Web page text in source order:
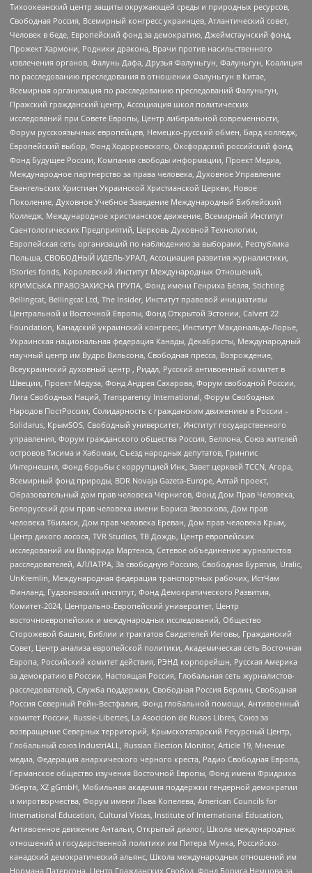
Тихоокеанский центр защиты окружающей среды и природных ресурсов,
Свободная Россия, Всемирный конгресс украинцев, Атлантический совет,
Человек в беде, Европейский фонд за демократию, Джеймстаунский фонд,
Прожект Хармони, Родники дракона, Врачи против насильственного
извлечения органов, Фалунь Дафа, Друзья Фалуньгун, Фалуньгун, Коалиция
по расследованию преследования в отношении Фалуньгун в Китае,
Всемирная организация по расследованию преследований Фалуньгун,
Пражский гражданский центр, Ассоциация школ политических
исследований при Совете Европы, Центр либеральной современности,
Форум русскоязычных европейцев, Немецко-русский обмен, Бард колледж,
Европейский выбор, Фонд Ходорковского, Оксфордский российский фонд,
Фонд Будущее России, Компания свободы информации, Проект Медиа,
Международное партнерство за права человека, Духовное Управление
Евангельских Христиан Украинской Христианской Церкви, Новое
Поколение, Духовное Учебное Заведение Международный Библейский
Колледж, Международное христианское движение, Всемирный Институт
Саентологических Предприятий, Церковь Духовной Технологии,
Европейская сеть организаций по наблюдению за выборами, Республика
Польша, СВОБОДНЫЙ ИДЕЛЬ-УРАЛ, Ассоциация развития журналистики,
IStories fonds, Королевский Институт Международных Отношений,
КРИМСЬКА ПРАВОЗАХИСНА ГРУПА, Фонд имени Генриха Бёлля, Stichting
Bellingcat, Bellingcat Ltd, The Insider, Институт правовой инициативы
Центральной и Восточной Европы, Фонд Открытой Эстонии, Calvert 22
Foundation, Канадский украинский конгресс, Институт Макдональда-Лорье,
Украинская национальная федерация Канады, Декабристы, Международный
научный центр им Вудро Вильсона, Свободная пресса, Возрождение,
Всеукраинский духовный центр , Риддл, Русский антивоенный комитет в
Швеции, Проект Медуза, Фонд Андрея Сахарова, Форум свободной России,
Лига Свободных Наций, Transparеncy International, Форум Свободных
Народов ПостРоссии, Солидарность с гражданским движением в России –
Solidarus, КрымSOS, Свободный университет, Институт государственного
управления, Форум гражданского общества Россия, Беллона, Союз жителей
островов Тисима и Хабомаи, Съезд народных депутатов, Гринпис
Интернешнл, Фонд борьбы с коррупцией Инк, Завет церквей TCCN, Агора,
Всемирный фонд природы, BDR Novaja Gazeta-Europe, Алтай проект,
Образовательный дом прав человека Чернигов, Фонд Дом Прав Человека,
Белорусский дом прав человека имени Бориса Звозскова, Дом прав
человека Тбилиси, Дом прав человека Ереван, Дом прав человека Крым,
Центр дикого лосося, TVR Studios, ТВ Дождь, Центр европейских
исследований им Вилфрида Мартенса, Сетевое объединение журналистов
расследователей, АЛЛАТРА, За свободную Россию, Свободная Бурятия, Uralic,
UnKremlin, Международная федерация транспортных рабочих, ИстЧам
Финланд, Гудзоновский институт, Фонд Демократического Развития,
Комитет-2024, Центрально-Европейский университет, Центр
восточноевропейских и международных исследований, Общество
Сторожевой башни, Библии и трактатов Свидетелей Иеговы, Гражданский
Совет, Центр анализа европейской политики, Академическая сеть Восточная
Европа, Российский комитет действия, РЭНД корпорейшн, Русская Америка
за демократию в России, Настоящая Россия, Глобальная сеть журналистов-
расследователей, Служба поддержки, Свободная Россия Берлин, Свободная
Россия Северный Рейн-Вестфалия, Фонд глобальной помощи, Антивоенный
комитет России, Russie-Libertes, La Asocicion de Rusos Libres, Союз за
возвращение Северных территорий, Крымскотатарский Ресурсный Центр,
Глобальный союз IndustriALL, Russian Election Monitor, Article 19, Мнение
медиа, Федерация анархического черного креста, Радио Свободная Европа,
Германское общество изучения Восточной Европы, Фонд имени Фридриха
Эберта, XZ gGmbH, Мобильная академия поддержки гендерной демократии
и миротворчества, Форум имени Льва Копелева, American Councils for
International Education, Cultural Vistas, Institute of International Education,
Антивоенное движение Антальи, Открытый диалог, Школа международных
отношений и государственной политики им Питера Мунка, Российско-
канадский демократический альянс, Школа международных отношений им
Нормана Патерсона, Центр Гражданских Свобод, Фонд Бориса Немцова за